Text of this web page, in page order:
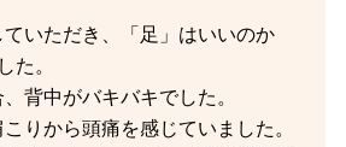
いただき、「足」はいいのか
た。
背中がバキバキでした。
りから頭痛を感じていました。